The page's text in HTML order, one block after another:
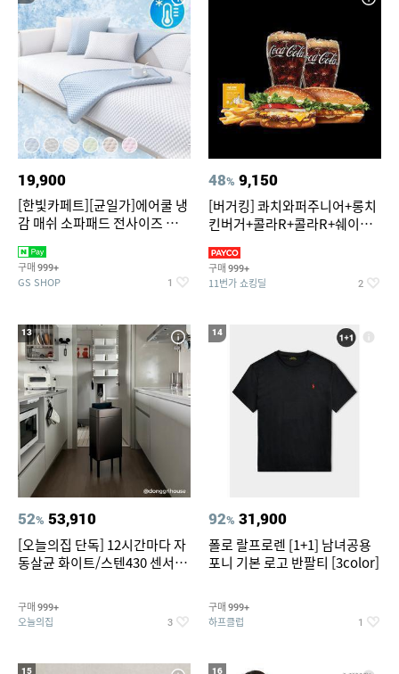
19,900
[한빛카페트][균일가]에어쿨 냉
감 매쉬 소파패드 전사이즈 균일
구매 999+
GS SHOP 1
48% 9,150
[버거킹] 콰치와퍼주니어+롱치
킨버거+콜라R+콜라R+쉐이킹
구매 999+
11번가 쇼킹딜 2
13
52% 53,910
[오늘의집 단독] 12시간마다 자
동살균 화이트/스텐430 센서휴
구매 999+
오늘의집 3
14
92% 31,900
폴로 랄프로렌 [1+1] 남녀공용
포니 기본 로고 반팔티 [3color]
구매 999+
하프클럽 1
15 16